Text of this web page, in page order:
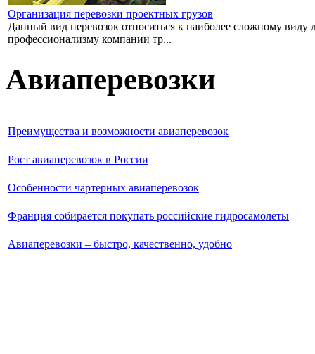
Организация перевозки проектных грузов
Данный вид перевозок относиться к наиболее сложному виду
профессионализму компании тр...
Авиаперевозки
Преимущества и возможности авиаперевозок
Рост авиаперевозок в России
Особенности чартерных авиаперевозок
Франция собирается покупать российские гидросамолеты
Авиаперевозки – быстро, качественно, удобно